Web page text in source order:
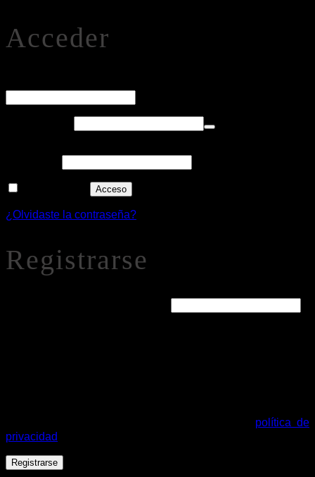
Acceder
Acceso
¿Olvidaste la contraseña?
Registrarse
política de
privacidad
Registrarse